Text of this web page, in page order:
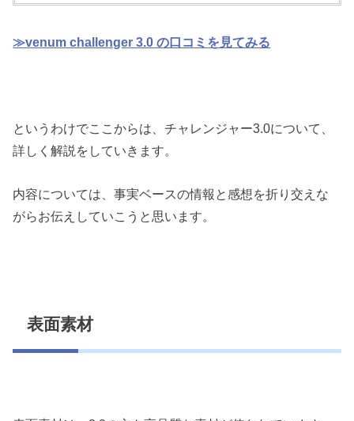
≫venum challenger 3.0 の口コミを見てみる
というわけでここからは、チャレンジャー3.0について、
詳しく解説をしていきます。
内容については、事実ベースの情報と感想を折り交えな
がらお伝えしていこうと思います。
表面素材